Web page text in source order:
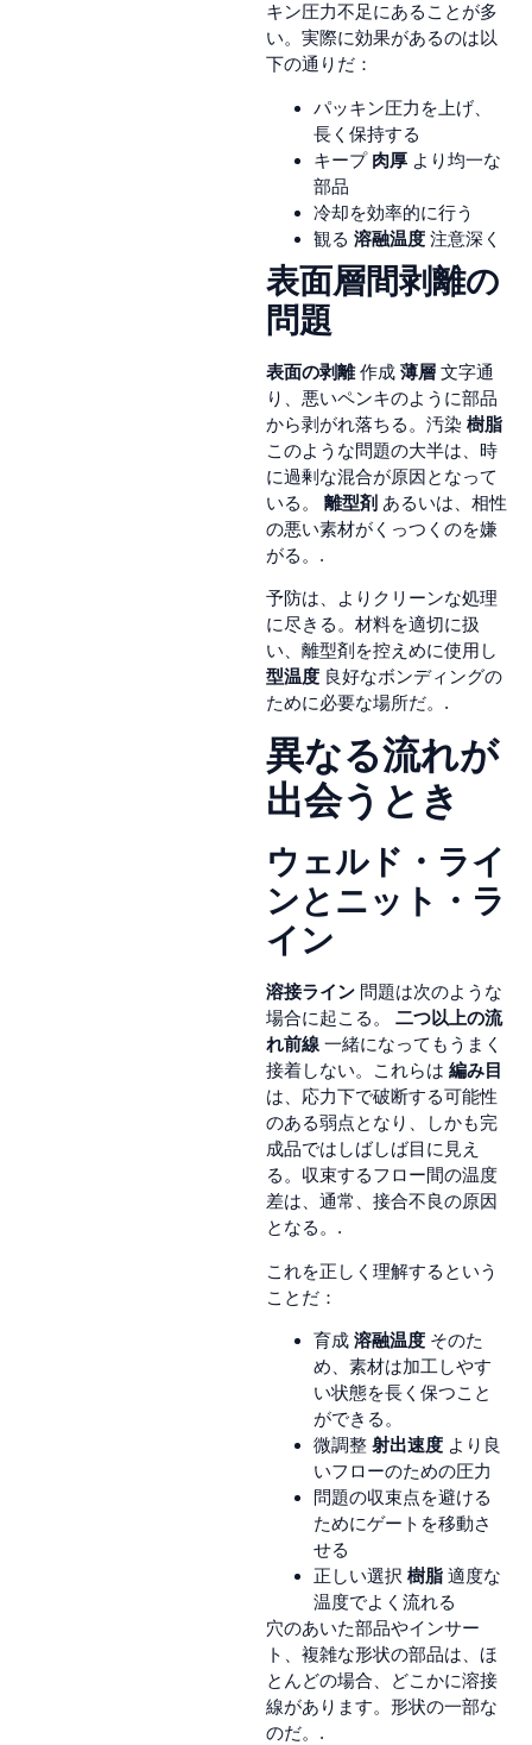
キン圧力不足にあることが多
い。実際に効果があるのは以
下の通りだ：
パッキン圧力を上げ、
長く保持する
キープ 肉厚 より均一な
部品
冷却を効率的に行う
観る 溶融温度 注意深く
表面層間剥離の
問題
表面の剥離作成 薄層 文字通
り、悪いペンキのように部品
から剥がれ落ちる。汚染 樹脂
このような問題の大半は、時
に過剰な混合が原因となって
いる。 離型剤 あるいは、相性
の悪い素材がくっつくのを嫌
がる。.
予防は、よりクリーンな処理
に尽きる。材料を適切に扱
い、離型剤を控えめに使用し
型温度 良好なボンディングの
ために必要な場所だ。.
異なる流れが
出会うとき
ウェルド・ライ
ンとニット・ラ
イン
溶接ライン 問題は次のような
場合に起こる。 二つ以上の流
れ前線 一緒になってもうまく
接着しない。これらは 編み目
は、応力下で破断する可能性
のある弱点となり、しかも完
成品ではしばしば目に見え
る。収束するフロー間の温度
差は、通常、接合不良の原因
となる。.
これを正しく理解するという
ことだ：
育成 溶融温度 そのた
め、素材は加工しやす
い状態を長く保つこと
ができる。
微調整 射出速度 より良
いフローのための圧力
問題の収束点を避ける
ためにゲートを移動さ
せる
正しい選択 樹脂 適度な
温度でよく流れる
穴のあいた部品やインサー
ト、複雑な形状の部品は、ほ
とんどの場合、どこかに溶接
線があります。形状の一部な
のだ。.